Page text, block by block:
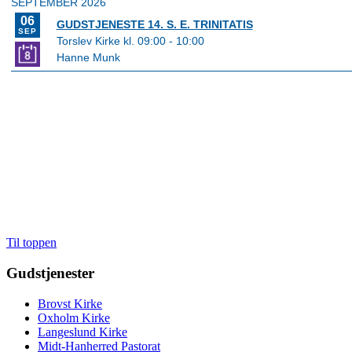
Til toppen
Gudstjenester
Brovst Kirke
Oxholm Kirke
Langeslund Kirke
Midt-Hanherred Pastorat